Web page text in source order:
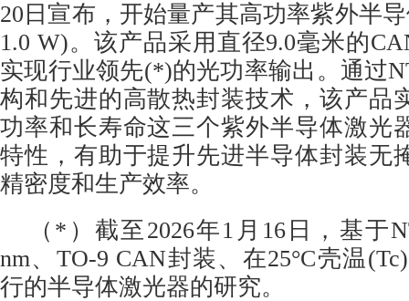
20日宣布，开始量产其高功率紫外半
1.0 W)。该产品采用直径9.0毫米的
实现行业领先(*)的光功率输出。通过
构和先进的高散热封装技术，该产品
功率和长寿命这三个紫外半导体激光
特性，有助于提升先进半导体封装无
精密度和生产效率。
（*）截至2026年1月16日，基于
nm、TO-9 CAN封装、在25°C壳温
行的半导体激光器的研究。